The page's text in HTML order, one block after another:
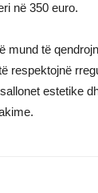
në 350 euro.
mund të
respektojnë
estetike